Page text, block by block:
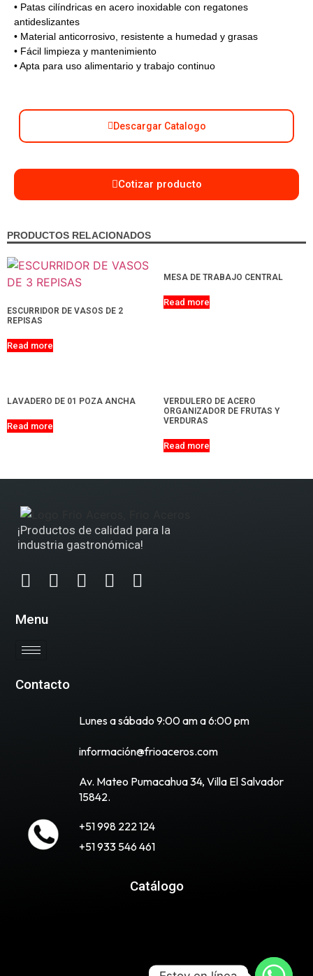
• Patas cilíndricas en acero inoxidable con regatones
antideslizantes
• Material anticorrosivo, resistente a humedad y grasas
• Fácil limpieza y mantenimiento
• Apta para uso alimentario y trabajo continuo
Descargar Catalogo
Cotizar producto
PRODUCTOS RELACIONADOS
ESCURRIDOR DE VASOS DE 2
REPISAS
Read more
MESA DE TRABAJO CENTRAL
Read more
LAVADERO DE 01 POZA ANCHA
Read more
VERDULERO DE ACERO
ORGANIZADOR DE FRUTAS Y
VERDURAS
Read more
¡Productos de calidad para la
industria gastronómica!
Menu
Contacto
Lunes a sábado 9:00 am a 6:00 pm
información@frioaceros.com
Av. Mateo Pumacahua 34, Villa El Salvador
15842.
+51 998 222 124
+51 933 546 461
Catálogo